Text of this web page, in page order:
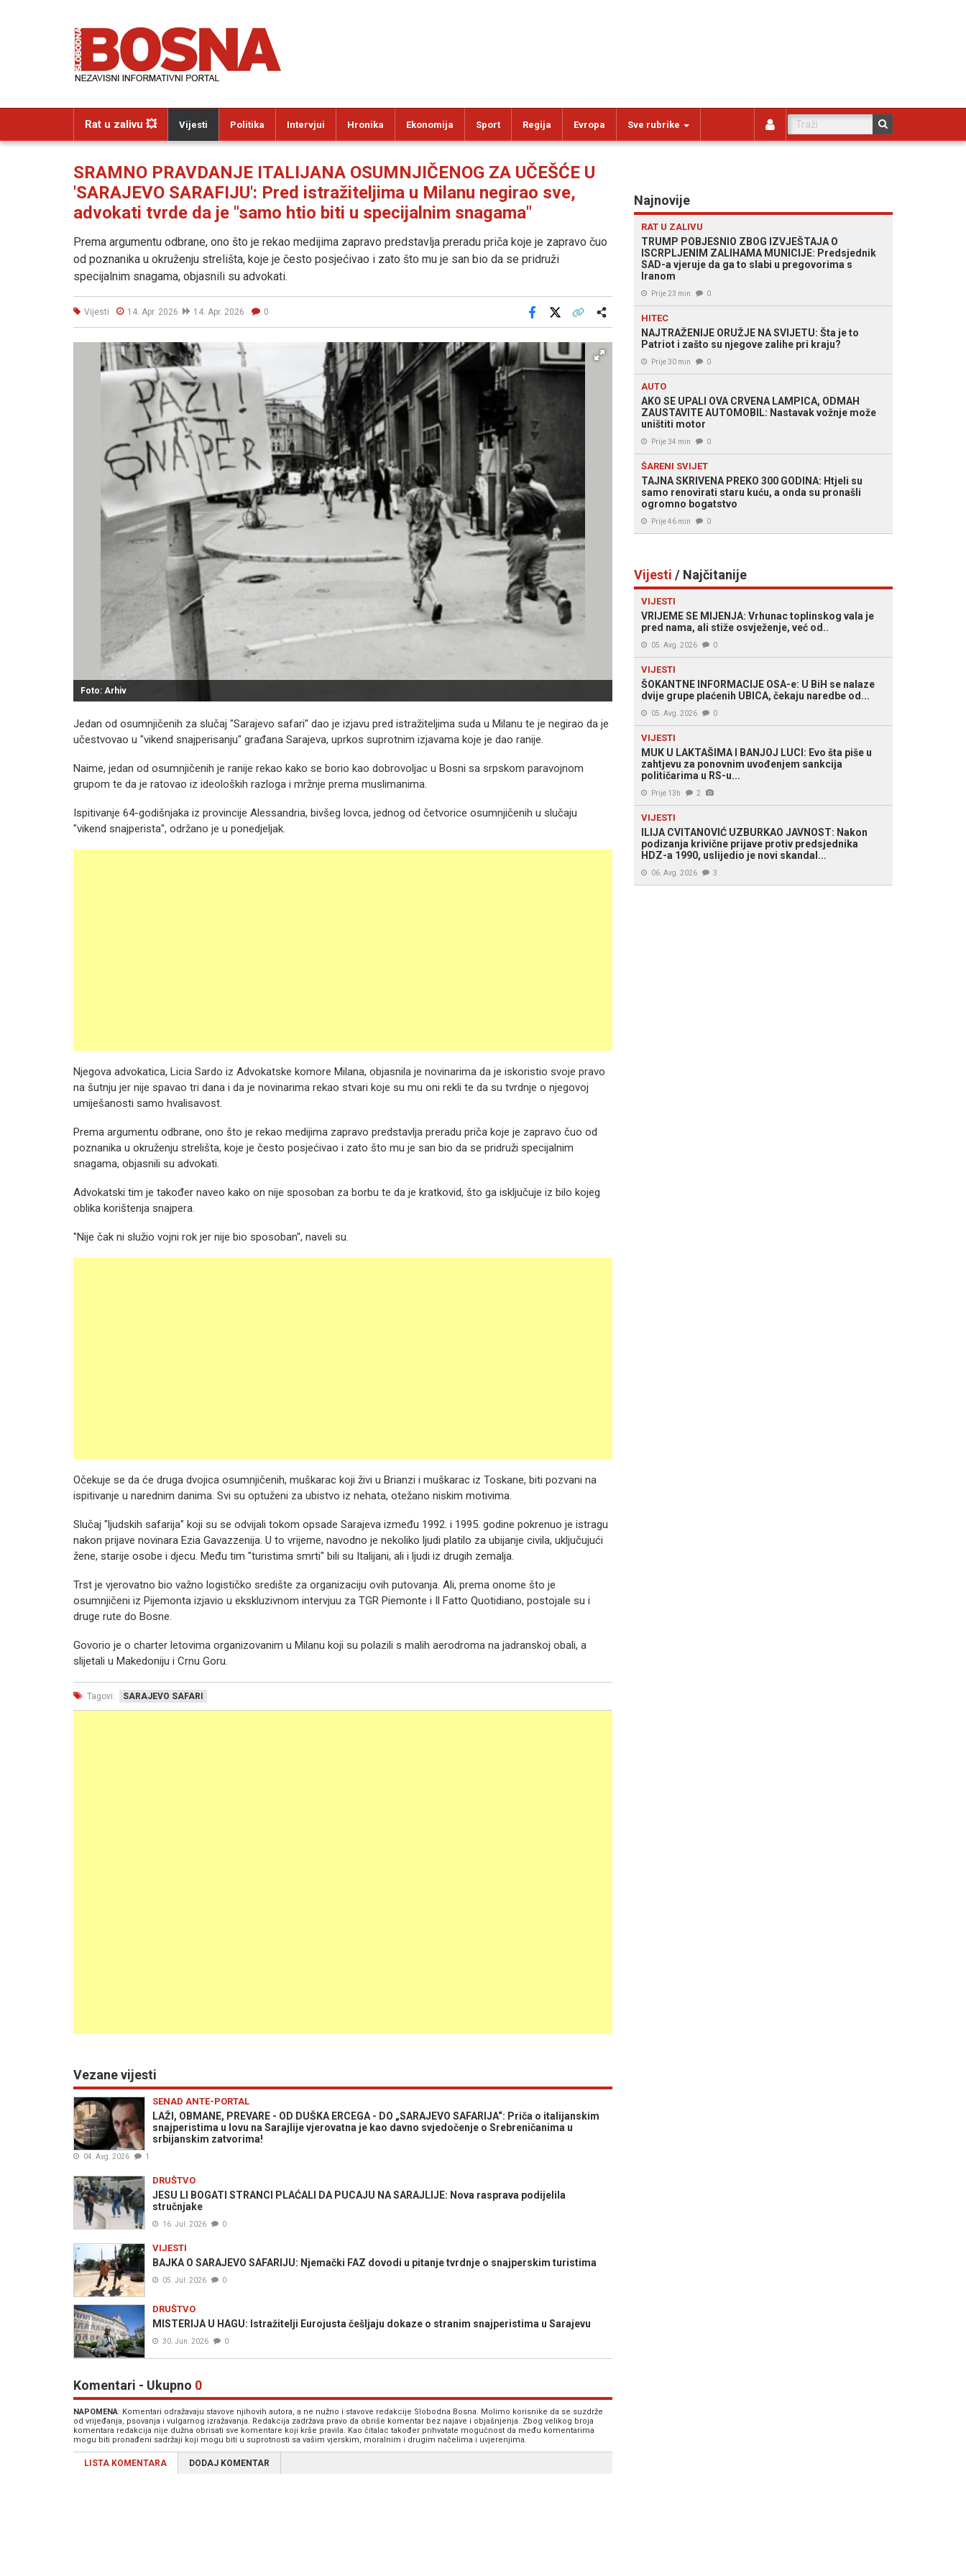
Rat u zalivu 💥 Vijesti Politika Intervjui Hronika Ekonomija Sport Regija Evropa Sve rubrike
SRAMNO PRAVDANJE ITALIJANA OSUMNJIČENOG ZA UČEŠĆE U
'SARAJEVO SARAFIJU': Pred istražiteljima u Milanu negirao sve,
advokati tvrde da je "samo htio biti u specijalnim snagama"
Prema argumentu odbrane, ono što je rekao medijima zapravo predstavlja preradu priča koje je zapravo čuo
od poznanika u okruženju strelišta, koje je često posjećivao i zato što mu je san bio da se pridruži
specijalnim snagama, objasnili su advokati.
Vijesti 14. Apr. 2026 14. Apr. 2026 0
Facebook
Foto: Arhiv
Jedan od osumnjičenih za slučaj "Sarajevo safari" dao je izjavu pred istražiteljima suda u Milanu te je negirao da je
učestvovao u "vikend snajperisanju" građana Sarajeva, uprkos suprotnim izjavama koje je dao ranije.
Naime, jedan od osumnjičenih je ranije rekao kako se borio kao dobrovoljac u Bosni sa srpskom paravojnom
grupom te da je ratovao iz ideoloških razloga i mržnje prema muslimanima.
Ispitivanje 64-godišnjaka iz provincije Alessandria, bivšeg lovca, jednog od četvorice osumnjičenih u slučaju
"vikend snajperista", održano je u ponedjeljak.
Njegova advokatica, Licia Sardo iz Advokatske komore Milana, objasnila je novinarima da je iskoristio svoje pravo
na šutnju jer nije spavao tri dana i da je novinarima rekao stvari koje su mu oni rekli te da su tvrdnje o njegovoj
umiješanosti samo hvalisavost.
Prema argumentu odbrane, ono što je rekao medijima zapravo predstavlja preradu priča koje je zapravo čuo od
poznanika u okruženju strelišta, koje je često posjećivao i zato što mu je san bio da se pridruži specijalnim
snagama, objasnili su advokati.
Advokatski tim je također naveo kako on nije sposoban za borbu te da je kratkovid, što ga isključuje iz bilo kojeg
oblika korištenja snajpera.
"Nije čak ni služio vojni rok jer nije bio sposoban", naveli su.
Očekuje se da će druga dvojica osumnjičenih, muškarac koji živi u Brianzi i muškarac iz Toskane, biti pozvani na
ispitivanje u narednim danima. Svi su optuženi za ubistvo iz nehata, otežano niskim motivima.
Slučaj "ljudskih safarija" koji su se odvijali tokom opsade Sarajeva između 1992. i 1995. godine pokrenuo je istragu
nakon prijave novinara Ezia Gavazzenija. U to vrijeme, navodno je nekoliko ljudi platilo za ubijanje civila, uključujući
žene, starije osobe i djecu. Među tim "turistima smrti" bili su Italijani, ali i ljudi iz drugih zemalja.
Trst je vjerovatno bio važno logističko središte za organizaciju ovih putovanja. Ali, prema onome što je
osumnjičeni iz Pijemonta izjavio u ekskluzivnom intervjuu za TGR Piemonte i Il Fatto Quotidiano, postojale su i
druge rute do Bosne.
Govorio je o charter letovima organizovanim u Milanu koji su polazili s malih aerodroma na jadranskoj obali, a
slijetali u Makedoniju i Crnu Goru.
Tagovi: SARAJEVO SAFARI
Vezane vijesti
SENAD ANTE-PORTAL
LAŽI, OBMANE, PREVARE - OD DUŠKA ERCEGA - DO „SARAJEVO SAFARIJA“: Priča o italijanskim
snajperistima u lovu na Sarajlije vjerovatna je kao davno svjedočenje o Srebreničanima u
srbijanskim zatvorima!
04. Avg. 2026 1
DRUŠTVO
JESU LI BOGATI STRANCI PLAĆALI DA PUCAJU NA SARAJLIJE: Nova rasprava podijelila
stručnjake
16. Jul. 2026 0
VIJESTI
BAJKA O SARAJEVO SAFARIJU: Njemački FAZ dovodi u pitanje tvrdnje o snajperskim turistima
05. Jul. 2026 0
DRUŠTVO
MISTERIJA U HAGU: Istražitelji Eurojusta češljaju dokaze o stranim snajperistima u Sarajevu
30. Jun. 2026 0
Komentari - Ukupno 0
NAPOMENA: Komentari odražavaju stavove njihovih autora, a ne nužno i stavove redakcije Slobodna Bosna. Molimo korisnike da se suzdrže
od vrijeđanja, psovanja i vulgarnog izražavanja. Redakcija zadržava pravo da obriše komentar bez najave i objašnjenja. Zbog velikog broja
komentara redakcija nije dužna obrisati sve komentare koji krše pravila. Kao čitalac također prihvatate mogućnost da među komentarima
mogu biti pronađeni sadržaji koji mogu biti u suprotnosti sa vašim vjerskim, moralnim i drugim načelima i uvjerenjima.
LISTA KOMENTARA DODAJ KOMENTAR
Najnovije
RAT U ZALIVU
TRUMP POBJESNIO ZBOG IZVJEŠTAJA O
ISCRPLJENIM ZALIHAMA MUNICIJE: Predsjednik
SAD-a vjeruje da ga to slabi u pregovorima s
Iranom
Prije 23 min 0
HITEC
NAJTRAŽENIJE ORUŽJE NA SVIJETU: Šta je to
Patriot i zašto su njegove zalihe pri kraju?
Prije 30 min 0
AUTO
AKO SE UPALI OVA CRVENA LAMPICA, ODMAH
ZAUSTAVITE AUTOMOBIL: Nastavak vožnje može
uništiti motor
Prije 34 min 0
ŠARENI SVIJET
TAJNA SKRIVENA PREKO 300 GODINA: Htjeli su
samo renovirati staru kuću, a onda su pronašli
ogromno bogatstvo
Prije 46 min 0
Vijesti / Najčitanije
VIJESTI
VRIJEME SE MIJENJA: Vrhunac toplinskog vala je
pred nama, ali stiže osvježenje, već od..
05. Avg. 2026 0
VIJESTI
ŠOKANTNE INFORMACIJE OSA-e: U BiH se nalaze
dvije grupe plaćenih UBICA, čekaju naredbe od...
05. Avg. 2026 0
VIJESTI
MUK U LAKTAŠIMA I BANJOJ LUCI: Evo šta piše u
zahtjevu za ponovnim uvođenjem sankcija
političarima u RS-u...
Prije 13h 2
VIJESTI
ILIJA CVITANOVIĆ UZBURKAO JAVNOST: Nakon
podizanja krivične prijave protiv predsjednika
HDZ-a 1990, uslijedio je novi skandal...
06. Avg. 2026 3